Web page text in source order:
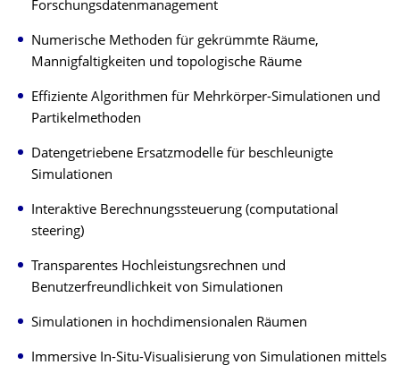
Forschungsdaten­management
Numerische Methoden für gekrümmte Räume,
Mannigfaltigkeiten und topologische Räume
Effiziente Algorithmen für Mehrkörper-Simulationen und
Partikelmethoden
Datengetriebene Ersatzmodelle für beschleunigte
Simulationen
Interaktive Berechnungssteuerung (computational
steering)
Transparentes Hochleistungsrechnen und
Benutzerfreundlichkeit von Simula­tionen
Simulationen in hochdimensionalen Räumen
Immersive In-Situ-Visualisierung von Simulationen mittels